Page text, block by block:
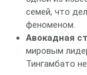
семей, что
феноменом.
Авокадная
мировым
Тингамбато